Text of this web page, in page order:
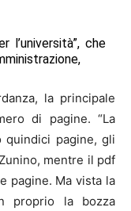
l’università”, che
la principale
di pagine. “La
quindici pagine, gli
mentre il pdf
pagine. Ma vista la
proprio la bozza